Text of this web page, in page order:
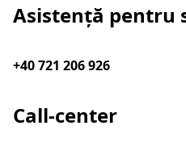
Asistență pentru
+40 721 206 926
Call-center